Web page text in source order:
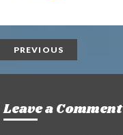
n
i
PREVIOUS
Leave a Comment